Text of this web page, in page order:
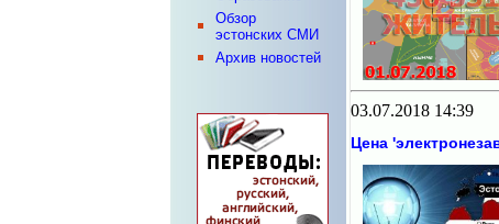
Обзор
эстонских СМИ
Архив новостей
03.07.2018 14:39
Цена